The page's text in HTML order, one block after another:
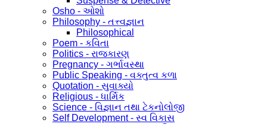
Osho - ઓશો
Philosophy - તત્ત્વજ્ઞાન
Philosophical
Poem - કવિતા
Politics - રાજકારણ
Pregnancy - ગર્ભાવસ્થા
Public Speaking - વક્તુત્વ કળા
Quotation - સુવાક્યો
Religious - ધાર્મિક
Science - વિજ્ઞાન તથા ટેકનોલોજી
Self Development - સ્વ વિકાસ